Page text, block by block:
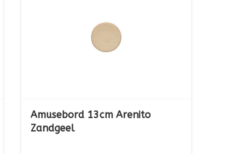
Amusebord 13cm Arenito
Zandgeel